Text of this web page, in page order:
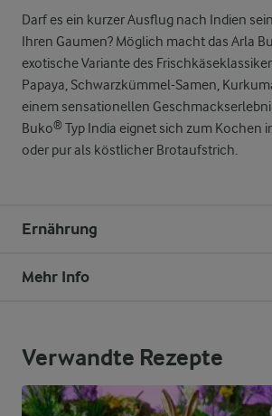
Darf es ein kurzer Ausflug nach Indien
Ihren Gaumen? Möglich macht das Arla
exotische Variante des
Papaya, Schwarzkümmel-Samen,
einem sensationellen
Buko® Typ India eignet sich zum Kochen
oder pur als köstlicher Brotaufstrich.
Ernährung
Mehr Info
Verwandte Rezepte